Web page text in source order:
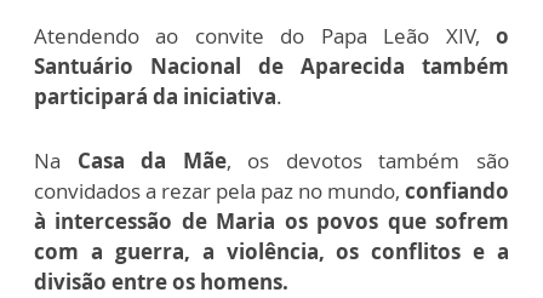
Atendendo ao convite do Papa Leão XIV, o
Santuário Nacional de Aparecida também
participará da iniciativa.
Na Casa da Mãe, os devotos também são
convidados a rezar pela paz no mundo, confiando
à intercessão de Maria os povos que sofrem
com a guerra, a violência, os conflitos e a
divisão entre os homens.